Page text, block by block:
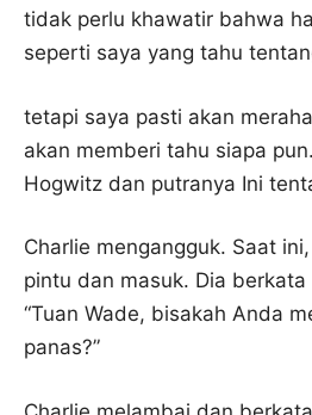
tidak perlu khawatir bahwa
seperti saya yang tahu
tetapi saya pasti akan
akan memberi tahu siapa
Hogwitz dan putranya Ini
Charlie mengangguk. Saat
pintu dan masuk. Dia berkata
“Tuan Wade, bisakah Anda
panas?”